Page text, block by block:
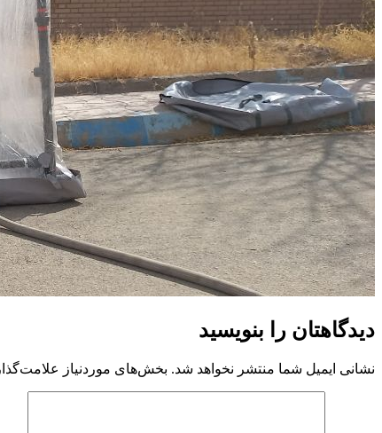
دیدگاهتان را بنویسید
نشانی ایمیل شما منتشر نخواهد شد. بخش‌های موردنیاز